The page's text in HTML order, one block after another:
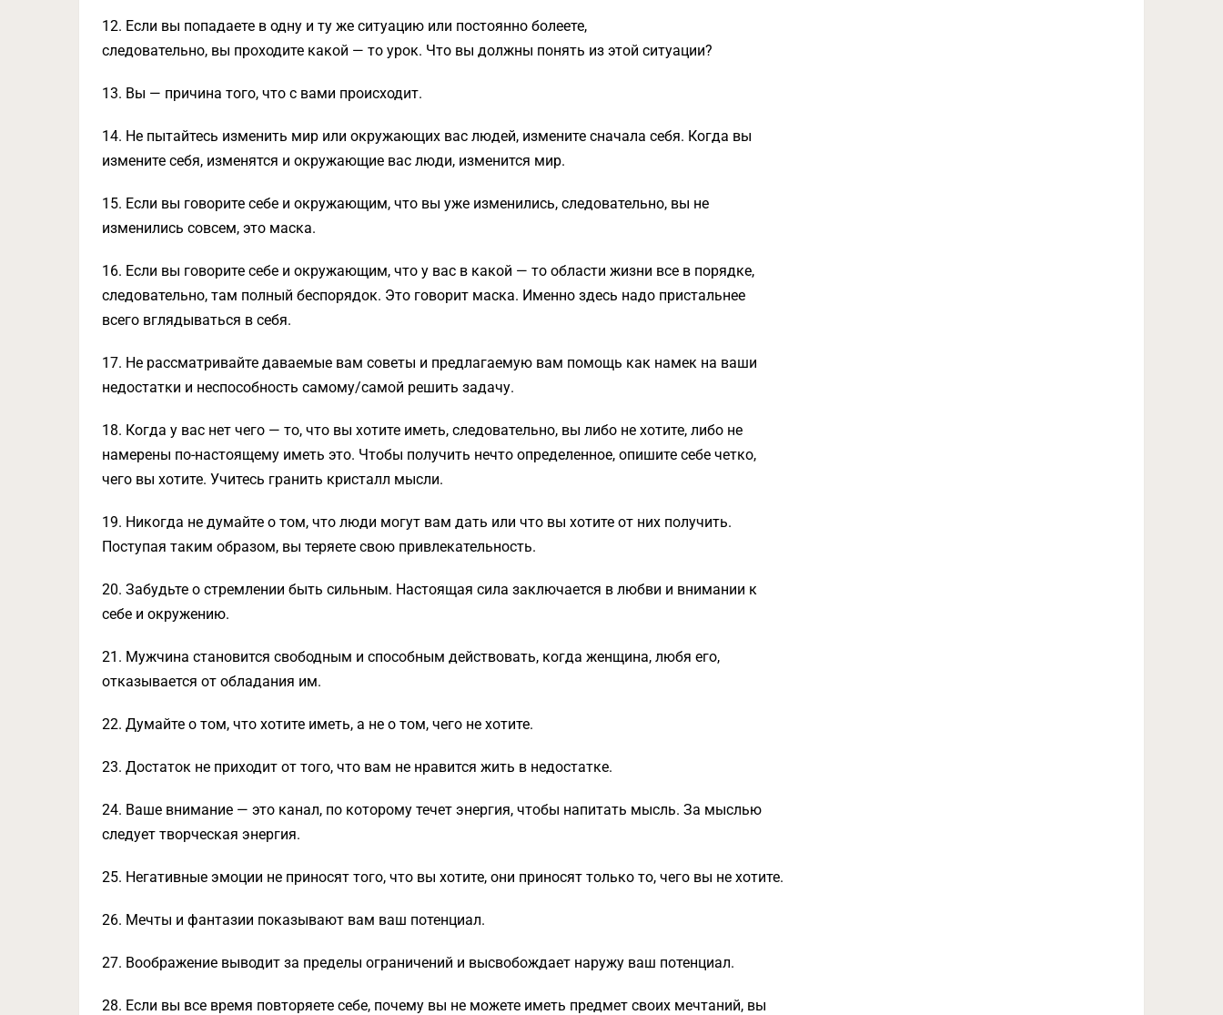
12. Если вы попадаете в одну и ту же ситуацию или постоянно болеете,
следовательно, вы проходите какой — то урок. Что вы должны понять из этой ситуации?
13. Вы — причина того, что с вами происходит.
14. Не пытайтесь изменить мир или окружающих вас людей, измените сначала себя. Когда вы
измените себя, изменятся и окружающие вас люди, изменится мир.
15. Если вы говорите себе и окружающим, что вы уже изменились, следовательно, вы не
изменились совсем, это маска.
16. Если вы говорите себе и окружающим, что у вас в какой — то области жизни все в порядке,
следовательно, там полный беспорядок. Это говорит маска. Именно здесь надо пристальнее
всего вглядываться в себя.
17. Не рассматривайте даваемые вам советы и предлагаемую вам помощь как намек на ваши
недостатки и неспособность самому/самой решить задачу.
18. Когда у вас нет чего — то, что вы хотите иметь, следовательно, вы либо не хотите, либо не
намерены по-настоящему иметь это. Чтобы получить нечто определенное, опишите себе четко,
чего вы хотите. Учитесь гранить кристалл мысли.
19. Никогда не думайте о том, что люди могут вам дать или что вы хотите от них получить.
Поступая таким образом, вы теряете свою привлекательность.
20. Забудьте о стремлении быть сильным. Настоящая сила заключается в любви и внимании к
себе и окружению.
21. Мужчина становится свободным и способным действовать, когда женщина, любя его,
отказывается от обладания им.
22. Думайте о том, что хотите иметь, а не о том, чего не хотите.
23. Достаток не приходит от того, что вам не нравится жить в недостатке.
24. Ваше внимание — это канал, по которому течет энергия, чтобы напитать мысль. За мыслью
следует творческая энергия.
25. Негативные эмоции не приносят того, что вы хотите, они приносят только то, чего вы не хотите.
26. Мечты и фантазии показывают вам ваш потенциал.
27. Воображение выводит за пределы ограничений и высвобождает наружу ваш потенциал.
28. Если вы все время повторяете себе, почему вы не можете иметь предмет своих мечтаний, вы